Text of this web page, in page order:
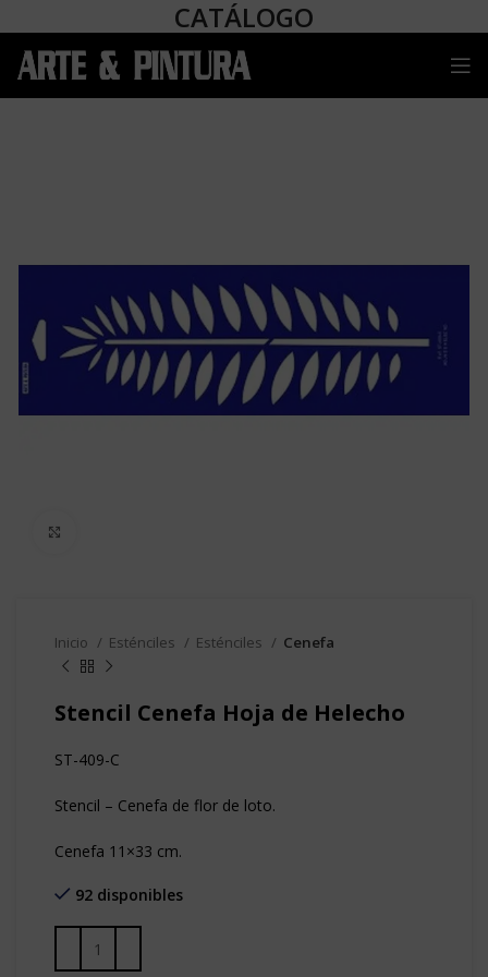
CATÁLOGO
Inicio Esténciles Esténciles Cenefa
Stencil Cenefa Hoja de Helecho
ST-409-C
Stencil – Cenefa de flor de loto.
Cenefa 11×33 cm.
92 disponibles